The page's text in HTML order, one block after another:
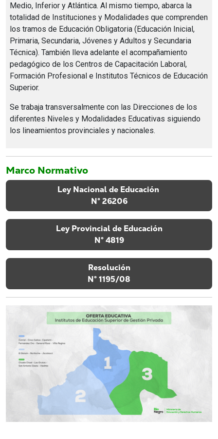
Medio, Inferior y Atlántica. Al mismo tiempo, abarca la
totalidad de Instituciones y Modalidades que comprenden
los tramos de Educación Obligatoria (Educación Inicial,
Primaria, Secundaria, Jóvenes y Adultos y Secundaria
Técnica). También lleva adelante el acompañamiento
pedagógico de los Centros de Capacitación Laboral,
Formación Profesional e Institutos Técnicos de Educación
Superior.
Se trabaja transversalmente con las Direcciones de los
diferentes Niveles y Modalidades Educativas siguiendo
los lineamientos provinciales y nacionales.
Marco Normativo
Ley Nacional de Educación
N° 26206
Ley Provincial de Educación
N° 4819
Resolución
N° 1195/08